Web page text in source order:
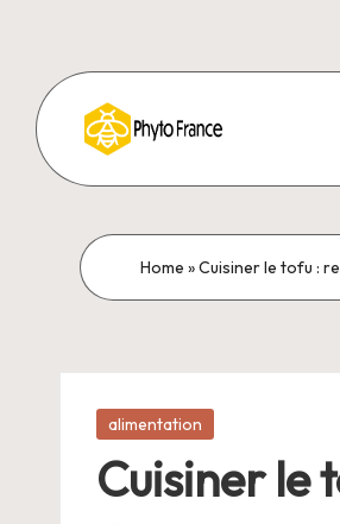
Home »Cuisiner le tofu :
Posted
alimentation
Cuisiner le